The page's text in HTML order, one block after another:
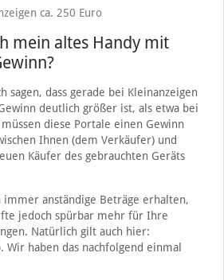
ca. 250 Euro
mein altes Handy mit
sagen, dass gerade bei Kleinanzeigen
deutlich größer ist, als etwa bei
diese Portale einen Gewinn
Ihnen (dem Verkäufer) und
Käufer des gebrauchten Geräts
immer anständige Beträge erhalten,
jedoch spürbar mehr für Ihre
Natürlich gilt auch hier:
Wir haben das nachfolgend einmal